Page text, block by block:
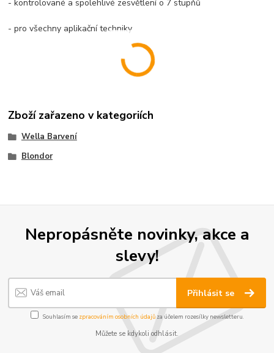
- kontrolované a spolehlivé zesvětlení o 7 stupňů
- pro všechny aplikační techniky
Zboží zařazeno v kategoriích
Wella Barvení
Blondor
Nepropásněte novinky, akce a
slevy!
Přihlásit se
Souhlasím se zpracováním osobních údajůza účelem rozesílky newsletteru.
Můžete se kdykoli odhlásit.